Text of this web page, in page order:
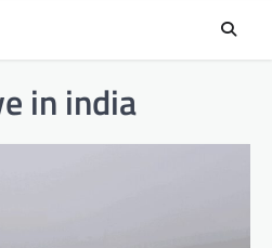
in india